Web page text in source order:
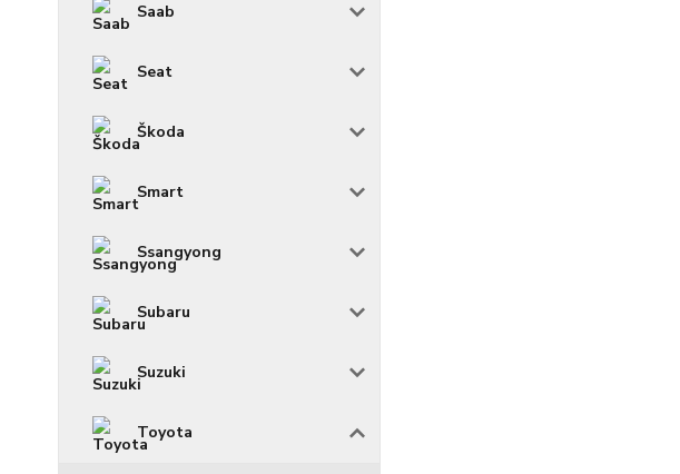
Saab
Seat
Škoda
Smart
Ssangyong
Subaru
Suzuki
Toyota